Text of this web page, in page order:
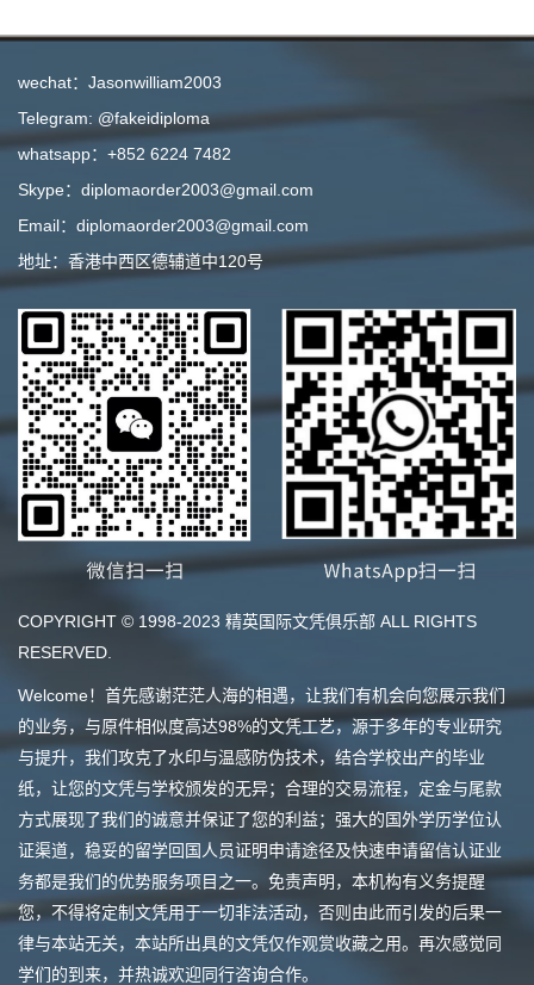
wechat：Jasonwilliam2003
Telegram: @fakeidiploma
whatsapp：+852 6224 7482
Skype：diplomaorder2003@gmail.com
Email：diplomaorder2003@gmail.com
地址：香港中西区德辅道中120号
COPYRIGHT © 1998-2023 精英国际文凭俱乐部 ALL RIGHTS
RESERVED.
Welcome！首先感谢茫茫人海的相遇，让我们有机会向您展示我们
的业务，与原件相似度高达98%的文凭工艺，源于多年的专业研究
与提升，我们攻克了水印与温感防伪技术，结合学校出产的毕业
纸，让您的文凭与学校颁发的无异；合理的交易流程，定金与尾款
方式展现了我们的诚意并保证了您的利益；强大的国外学历学位认
证渠道，稳妥的留学回国人员证明申请途径及快速申请留信认证业
务都是我们的优势服务项目之一。免责声明，本机构有义务提醒
您，不得将定制文凭用于一切非法活动，否则由此而引发的后果一
律与本站无关，本站所出具的文凭仅作观赏收藏之用。再次感觉同
学们的到来，并热诚欢迎同行咨询合作。